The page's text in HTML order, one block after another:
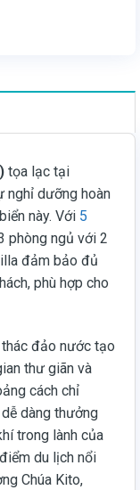
tọa lạc tại
nghỉ dưỡng hoàn
này. Với 5
phòng ngủ với 2
đảm bảo đủ
phù hợp cho
đảo nước tạo
thư giãn và
cách chỉ
dàng thưởng
trong lành của
du lịch nổi
Chúa Kito,